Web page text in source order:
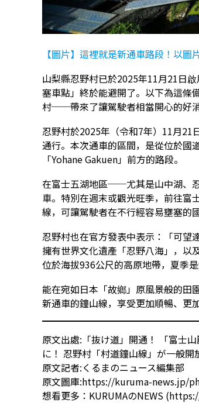
【圖片】這裡就是新通車路段！以圖
山梨縣忍野村已於2025年11月21日
塞車點」終於能避開了。以下為這
村──帶來了讓駕駛者相當開心的好消
忍野村於2025年（令和7年）11月21
通行。本次通車的區間，是從位於國
「Yohane Gakuen」前方的路段。
在富士五湖地區──尤其是山中湖、
車。特別在週末或觀光旺季，前往富
線，可讓駕駛者在不行經容易壅塞的
忍野村也在官方發表中表示：「可望
擁有世界文化遺產「忍野八海」，以
位於海拔936公尺的高原地帶，夏季
能在宛如日本「故鄉」原風景般的田
新通車的鐘山線，享受更加順暢、更
原文出處: 「抜け道」開通！ 「富士
に！ 忍野村「村道鐘山線」が一般開
原文記者:くるまのニュース編集部
原文圖庫:https://kuruma-news.jp/
想看更多： KURUMAのNEWS (